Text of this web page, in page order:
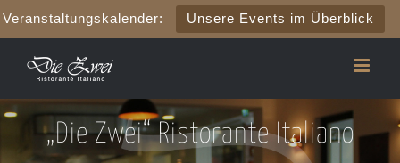
Veranstaltungskalender: Unsere Events im Überblick
Inhalt
springen
„Die Zwei“ Ristorante Italiano